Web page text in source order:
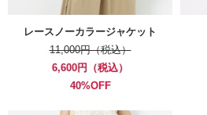
レースノーカラージャケット
11,000円（税込）
6,600円（税込）
40%OFF